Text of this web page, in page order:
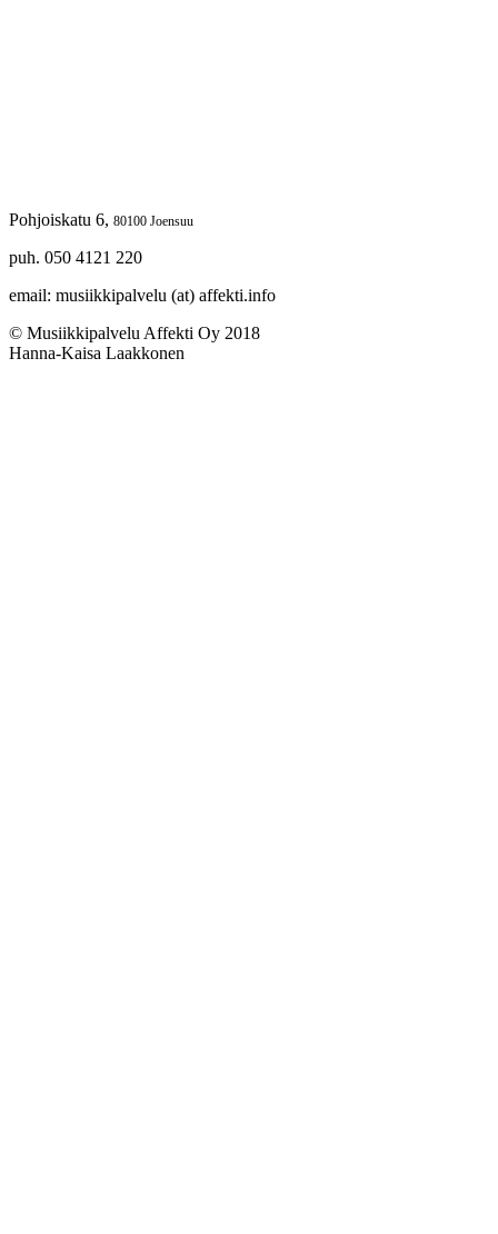
Pohjoiskatu 6, 80100 Joensuu
puh. 050 4121 220
email: musiikkipalvelu (at) affekti​.info
© Musiikkipalvelu Affekti Oy 2018
Hanna-​Kaisa Laakkonen